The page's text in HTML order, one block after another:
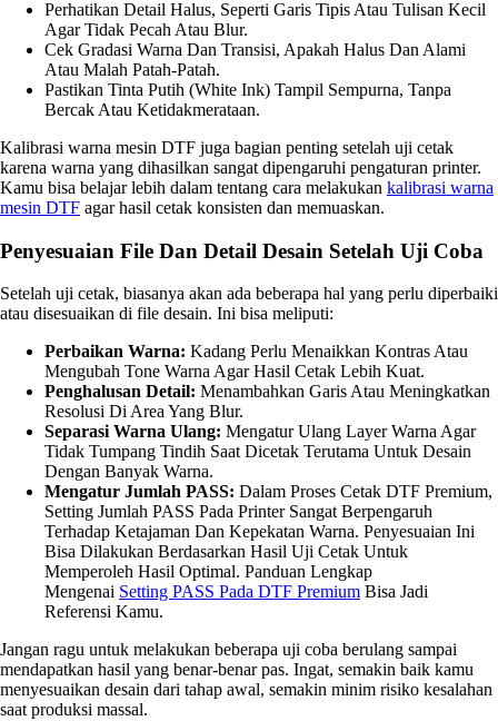
Perhatikan Detail Halus, Seperti Garis Tipis Atau Tulisan Kecil
Agar Tidak Pecah Atau Blur.
Cek Gradasi Warna Dan Transisi, Apakah Halus Dan Alami
Atau Malah Patah-Patah.
Pastikan Tinta Putih (white Ink) Tampil Sempurna, Tanpa
Bercak Atau Ketidakmerataan.
Kalibrasi warna mesin DTF juga bagian penting setelah uji cetak
karena warna yang dihasilkan sangat dipengaruhi pengaturan printer.
Kamu bisa belajar lebih dalam tentang cara melakukan kalibrasi warna
mesin DTF agar hasil cetak konsisten dan memuaskan.
Penyesuaian File Dan Detail Desain Setelah Uji Coba
Setelah uji cetak, biasanya akan ada beberapa hal yang perlu diperbaiki
atau disesuaikan di file desain. Ini bisa meliputi:
Perbaikan Warna: Kadang Perlu Menaikkan Kontras Atau
Mengubah Tone Warna Agar Hasil Cetak Lebih Kuat.
Penghalusan Detail: Menambahkan Garis Atau Meningkatkan
Resolusi Di Area Yang Blur.
Separasi Warna Ulang: Mengatur Ulang Layer Warna Agar
Tidak Tumpang Tindih Saat Dicetak Terutama Untuk Desain
Dengan Banyak Warna.
Mengatur Jumlah PASS: Dalam Proses Cetak DTF Premium,
Setting Jumlah PASS Pada Printer Sangat Berpengaruh
Terhadap Ketajaman Dan Kepekatan Warna. Penyesuaian Ini
Bisa Dilakukan Berdasarkan Hasil Uji Cetak Untuk
Memperoleh Hasil Optimal. Panduan Lengkap
Mengenai Setting PASS Pada DTF Premium Bisa Jadi
Referensi Kamu.
Jangan ragu untuk melakukan beberapa uji coba berulang sampai
mendapatkan hasil yang benar-benar pas. Ingat, semakin baik kamu
menyesuaikan desain dari tahap awal, semakin minim risiko kesalahan
saat produksi massal.